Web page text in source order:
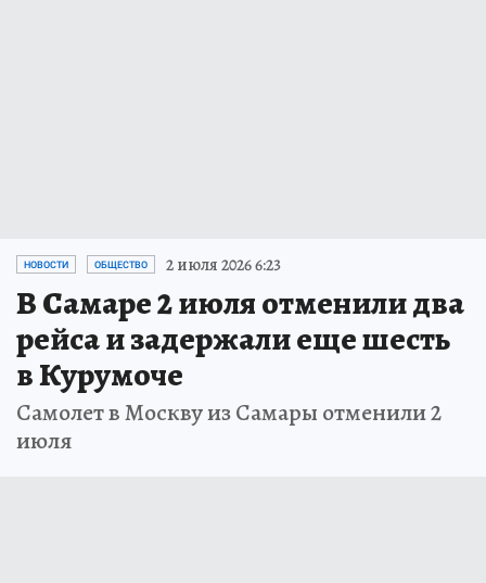
НОВОСТИ ОБЩЕСТВО 2 июля 2026 6:23
В Самаре 2 июля отменили два
рейса и задержали еще шесть
в Курумоче
Самолет в Москву из Самары отменили 2
июля